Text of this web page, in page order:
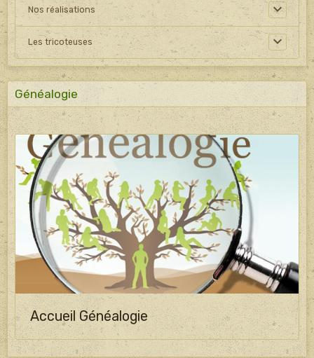
Nos réalisations
Les tricoteuses
Généalogie
Accueil Généalogie